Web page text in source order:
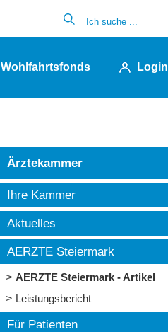
Wohlfahrtsfonds Login
Ärztekammer
Ihre Kammer
Aktuelles
AERZTE Steiermark
AERZTE Steiermark - Artikel
Leistungsbericht
Für Patienten